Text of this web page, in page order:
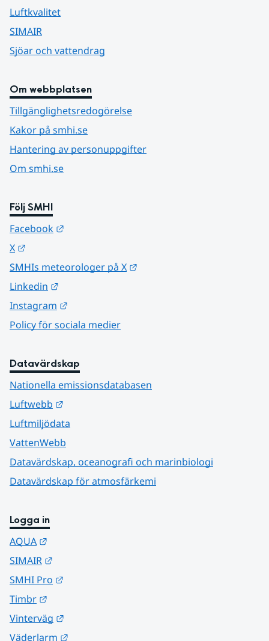
Luftkvalitet
SIMAIR
Sjöar och vattendrag
Om webbplatsen
Tillgänglighetsredogörelse
Kakor på smhi.se
Hantering av personuppgifter
Om smhi.se
Följ SMHI
Facebook
X
SMHIs meteorologer på X
Linkedin
Instagram
Policy för sociala medier
Datavärdskap
Nationella emissionsdatabasen
Luftwebb
Luftmiljödata
VattenWebb
Datavärdskap, oceanografi och marinbiologi
Datavärdskap för atmosfärkemi
Logga in
AQUA
SIMAIR
SMHI Pro
Timbr
Vinterväg
Väderlarm